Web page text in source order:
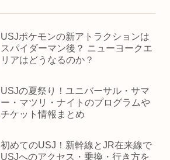
USJポケモンの新アトラクションは
スパイダーマン後？ ニューヨークエ
リアはどうなるのか？
USJの夏祭り！ユニバーサル・サマ
ー・マツリ・ナイトのプログラムや
チケット情報まとめ
初めてのUSJ！新幹線とJR在来線で
USJへのアクセス・乗換・行き方を